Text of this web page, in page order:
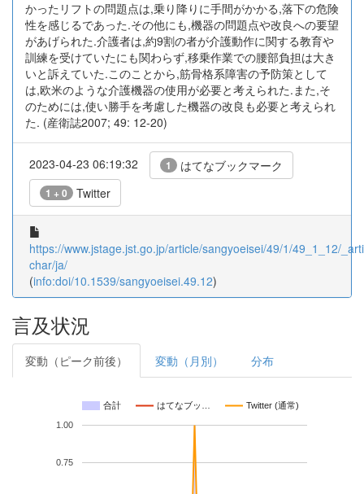
かったリフトの問題点は,乗り降りに手間がかかる,落下の危険
性を感じるであった.その他にも,機器の問題点や改良への要望
があげられた.介護者は,約9割の者が介護動作に関する教育や
訓練を受けていたにも関わらず,移乗作業での腰部負担は大き
いと訴えていた.このことから,筋骨格系障害の予防策として
は,欧米のような介護機器の使用が必要と考えられた.また,そ
のためには,使い勝手を考慮した機器の改良も必要と考えられ
た. (産衛誌2007; 49: 12-20)
2023-04-23 06:19:32 1 はてなブックマーク
1 + 0 Twitter
https://www.jstage.jst.go.jp/article/sangyoeisei/49/1/49_1_12/
char/ja/
(info:doi/10.1539/sangyoeisei.49.12)
言及状況
変動（ピーク前後） 変動（月別） 分布
合計 はてなブッ… Twitter (通常)
0.75
1.00